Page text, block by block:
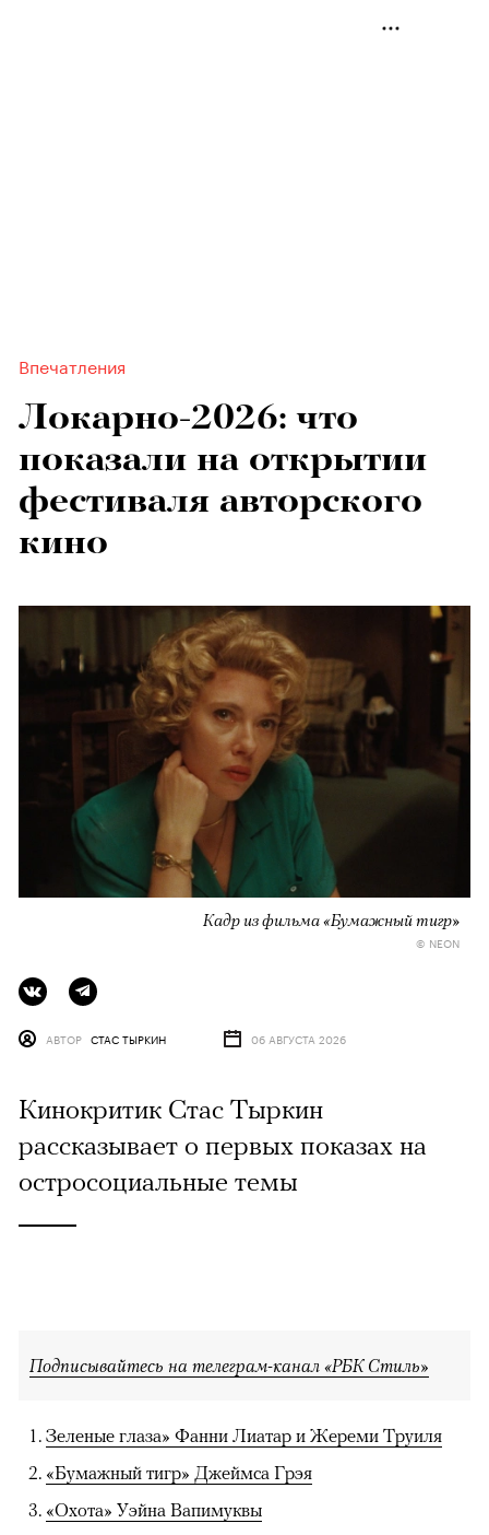
Впечатления
Локарно-2026: что
показали на открытии
фестиваля авторского
кино
Кадр из фильма «Бумажный тигр»
© NEON
АВТОР СТАС ТЫРКИН 06 АВГУСТА 2026
Кинокритик Стас Тыркин
рассказывает о первых показах на
остросоциальные темы
Подписывайтесь на телеграм-канал «РБК Стиль»
Зеленые глаза» Фанни Лиатар и Жереми Труиля
«Бумажный тигр» Джеймса Грэя
«Охота» Уэйна Вапимуквы